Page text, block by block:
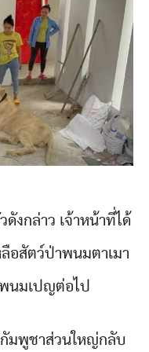
ดังกล่าว เจ้าหน้าที่ได้
อสัตว์ป่าพนมตาเมา
พนมเปญต่อไป
มพูชาส่วนใหญ่กลับ